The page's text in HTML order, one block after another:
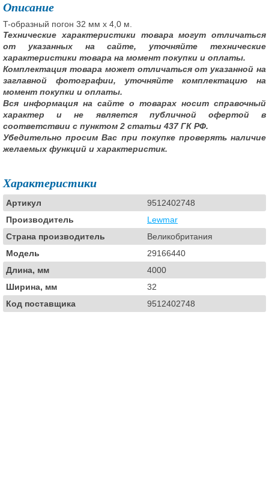
Описание
T-образный погон 32 мм x 4,0 м.
Технические характеристики товара могут отличаться
от указанных на сайте, уточняйте технические
характеристики товара на момент покупки и оплаты.
Комплектация товара может отличаться от указанной на
заглавной фотографии, уточняйте комплектацию на
момент покупки и оплаты.
Вся информация на сайте о товарах носит справочный
характер и не является публичной офертой в
соответствии с пунктом 2 статьи 437 ГК РФ.
Убедительно просим Вас при покупке проверять наличие
желаемых функций и характеристик.
Характеристики
Артикул
9512402748
Производитель
Lewmar
Страна производитель
Великобритания
Модель
29166440
Длина, мм
4000
Ширина, мм
32
Код поставщика
9512402748